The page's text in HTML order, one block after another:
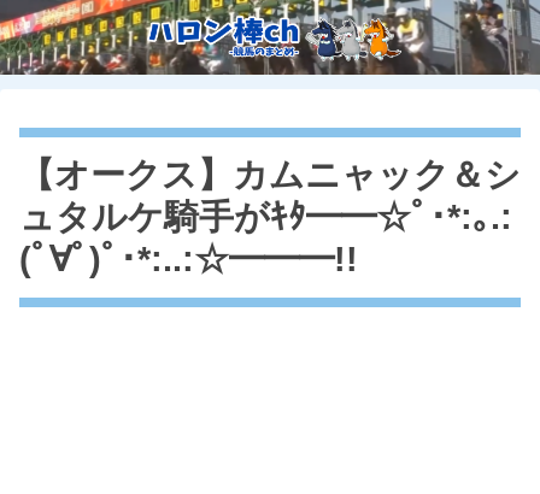
【オークス】カムニャック＆シ
ュタルケ騎手がｷﾀ━━☆ﾟ･*:｡.:
(ﾟ∀ﾟ)ﾟ･*:..:☆━━━!!